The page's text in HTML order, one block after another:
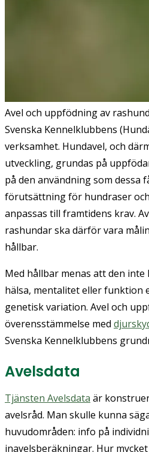
Avel och uppfödning av
Svenska Kennelklubbens
verksamhet. Hundavel, och
utveckling, grundas på
på den användning som dessa
förutsättning för hundraser
anpassas till framtidens krav.
rashundar ska därför vara
hållbar.
Med hållbar menas att den
hälsa, mentalitet eller funktion
genetisk variation. Avel och
överensstämmelse med
Svenska Kennelklubbens
Avelsdata
Tjänsten Avelsdata är
avelsråd. Man skulle kunna
huvudområden: info på
inavelsberäkningar. Hur